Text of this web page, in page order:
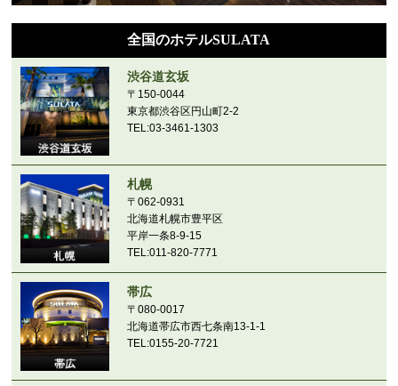
全国のホテルSULATA
渋谷道玄坂
〒150-0044
東京都渋谷区円山町2-2
TEL:03-3461-1303
札幌
〒062-0931
北海道札幌市豊平区
平岸一条8-9-15
TEL:011-820-7771
帯広
〒080-0017
北海道帯広市西七条南13-1-1
TEL:0155-20-7721